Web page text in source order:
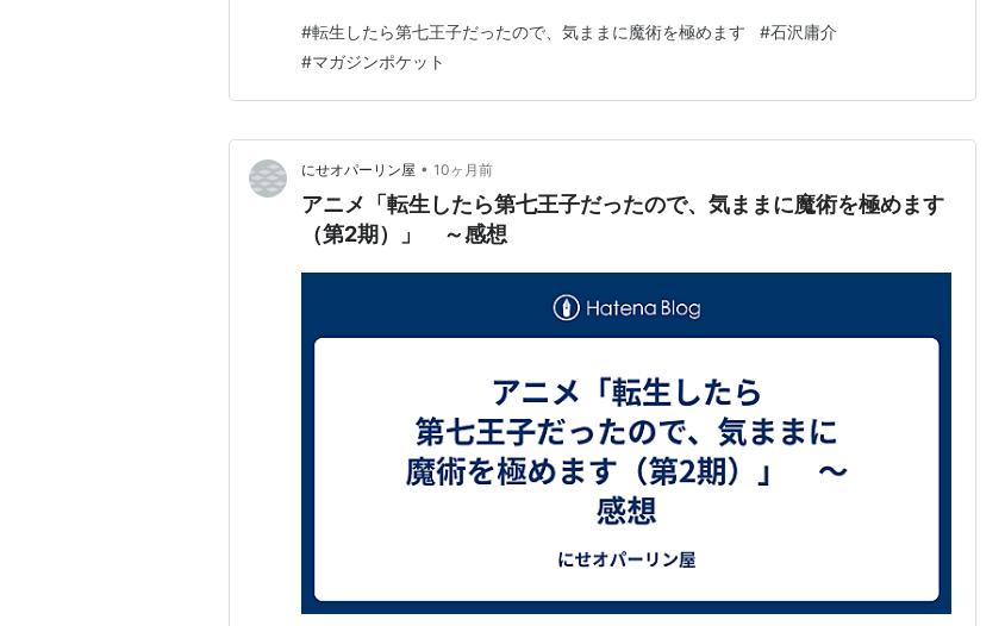
#転生したら第七王子だったので、気ままに魔術を極めます #石沢庸介
#マガジンポケット
にせオパーリン屋 • 10ヶ月前
アニメ「転生したら第七王子だったので、気ままに魔術を極めます
（第2期）」 ～感想